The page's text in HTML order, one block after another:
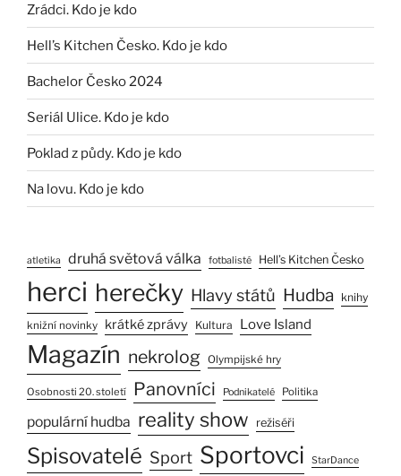
Zrádci. Kdo je kdo
Hell’s Kitchen Česko. Kdo je kdo
Bachelor Česko 2024
Seriál Ulice. Kdo je kdo
Poklad z půdy. Kdo je kdo
Na lovu. Kdo je kdo
atletika druhá světová válka fotbalisté Hell’s Kitchen Česko
herci herečky Hlavy států Hudba knihy
knižní novinky krátké zprávy Kultura Love Island
Magazín nekrolog Olympijské hry
Osobnosti 20. století Panovníci Podnikatelé Politika
populární hudba reality show režiséři
Spisovatelé Sport Sportovci StarDance